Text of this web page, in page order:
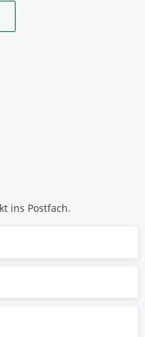
ins Postfach.